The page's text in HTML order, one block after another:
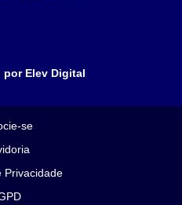
Elev Digital
se
Privacidade